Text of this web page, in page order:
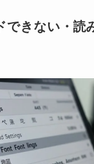
できない・読